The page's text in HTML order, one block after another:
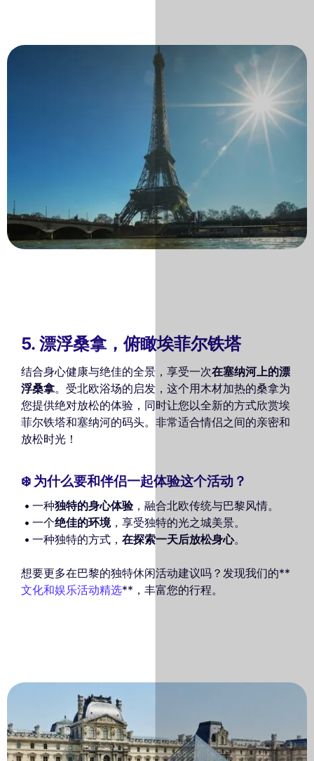
5. 漂浮桑拿，俯瞰埃菲尔铁塔
结合身心健康与绝佳的全景，享受一次在塞纳河上的漂
浮桑拿。受北欧浴场的启发，这个用木材加热的桑拿为
您提供绝对放松的体验，同时让您以全新的方式欣赏埃
菲尔铁塔和塞纳河的码头。非常适合情侣之间的亲密和
放松时光！
❄️ 为什么要和伴侣一起体验这个活动？
一种独特的身心体验，融合北欧传统与巴黎风情。
一个绝佳的环境，享受独特的光之城美景。
一种独特的方式， 在探索一天后放松身心。
想要更多在巴黎的独特休闲活动建议吗？发现我们的**
文化和娱乐活动精选**，丰富您的行程。